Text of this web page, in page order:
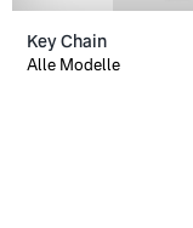
Key Chain
Alle Modelle